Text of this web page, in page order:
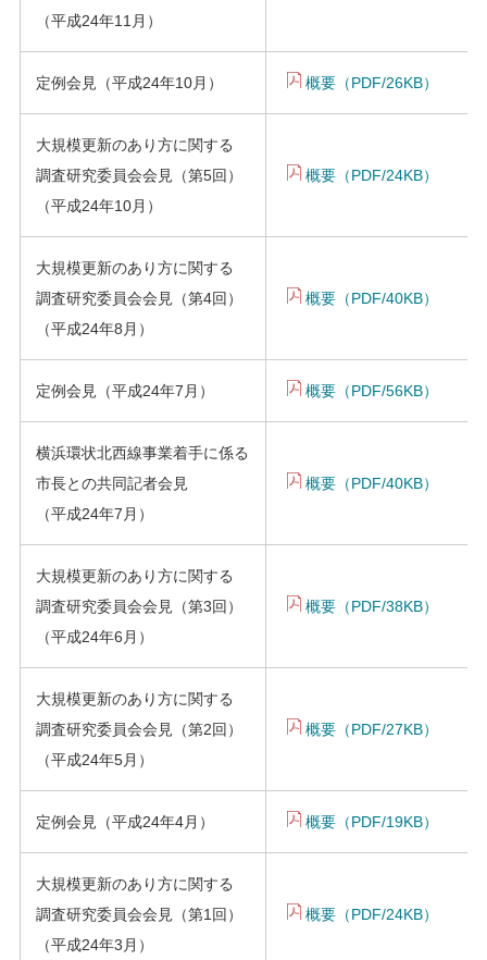
（平成24年11月）
定例会見（平成24年10月） 概要（PDF/26KB）
大規模更新のあり方に関する
調査研究委員会会見（第5回）
（平成24年10月）
概要（PDF/24KB）
大規模更新のあり方に関する
調査研究委員会会見（第4回）
（平成24年8月）
概要（PDF/40KB）
定例会見（平成24年7月） 概要（PDF/56KB）
横浜環状北西線事業着手に係る
市長との共同記者会見
（平成24年7月）
概要（PDF/40KB）
大規模更新のあり方に関する
調査研究委員会会見（第3回）
（平成24年6月）
概要（PDF/38KB）
大規模更新のあり方に関する
調査研究委員会会見（第2回）
（平成24年5月）
概要（PDF/27KB）
定例会見（平成24年4月） 概要（PDF/19KB）
大規模更新のあり方に関する
調査研究委員会会見（第1回）
（平成24年3月）
概要（PDF/24KB）